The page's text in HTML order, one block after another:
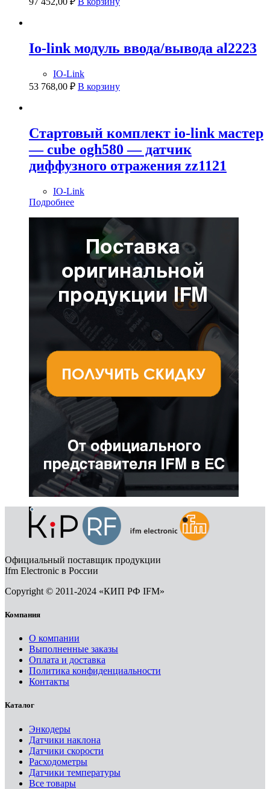
Io-link модуль ввода/вывода al2223
IO-Link
53 768,00 ₽ В корзину
Стартовый комплект io-link мастер
— cube ogh580 — датчик
диффузного отражения zz1121
IO-Link
Подробнее
Официальный поставщик продукции
Ifm Electronic в России
Copyright © 2011-2024 «КИП РФ IFM»
Компания
О компании
Выполненные заказы
Оплата и доставка
Политика конфиденциальности
Контакты
Каталог
Энкодеры
Датчики наклона
Датчики скорости
Расходометры
Датчики температуры
Все товары